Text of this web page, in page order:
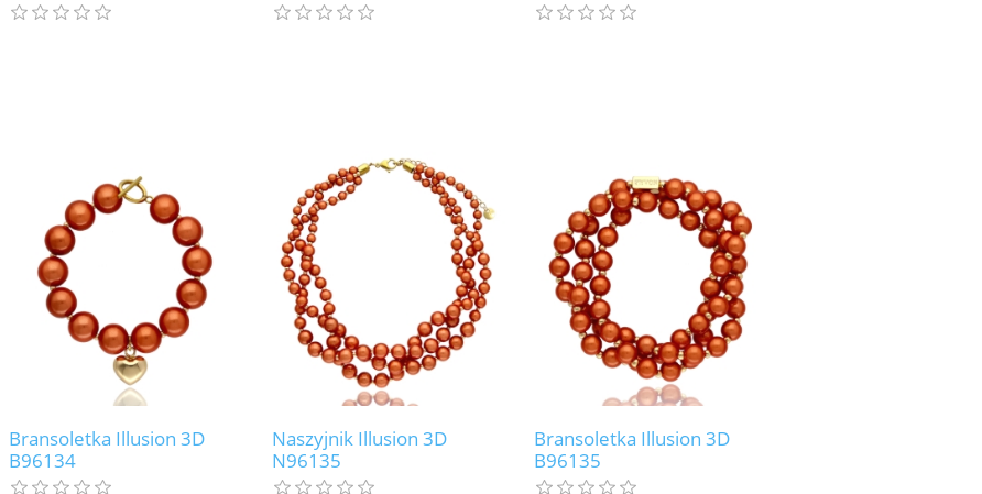
Bransoletka Illusion 3D
B96134
Naszyjnik Illusion 3D
N96135
Bransoletka Illusion 3D
B96135